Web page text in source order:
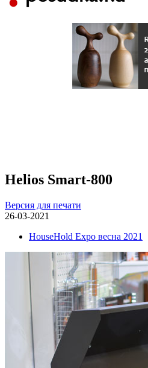
Helios Smart-800
Версия для печати
26-03-2021
HouseHold Expo весна 2021